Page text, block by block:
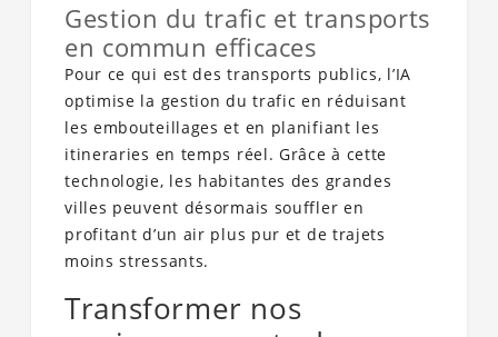
Gestion du trafic et transports
en commun efficaces
Pour ce qui est des transports publics, l’IA
optimise la gestion du trafic en réduisant
les embouteillages et en planifiant les
itineraries en temps réel. Grâce à cette
technologie, les habitantes des grandes
villes peuvent désormais souffler en
profitant d’un air plus pur et de trajets
moins stressants.
Transformer nos